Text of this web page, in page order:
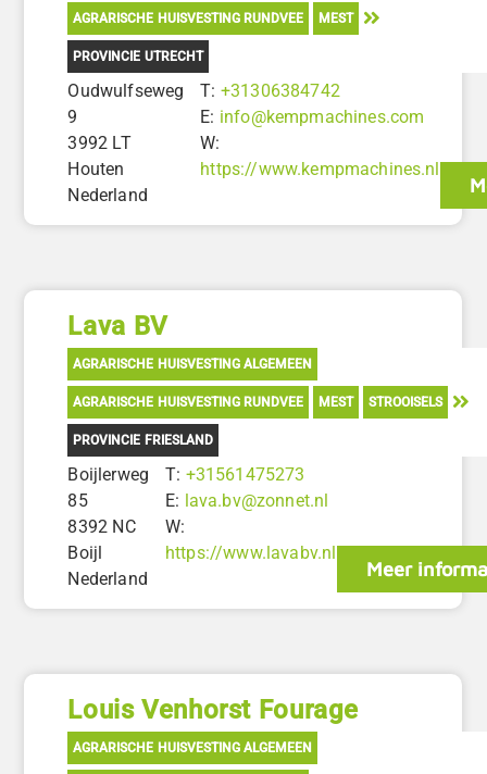
AGRARISCHE HUISVESTING RUNDVEE MEST
PROVINCIE UTRECHT
Oudwulfseweg
9
3992 LT
Houten
Nederland
T: +31306384742
E: info@kempmachines.com
W:
https://www.kempmachines.nl
Lava BV
AGRARISCHE HUISVESTING ALGEMEEN
AGRARISCHE HUISVESTING RUNDVEE MEST STROOISELS
PROVINCIE FRIESLAND
Boijlerweg
85
8392 NC
Boijl
Nederland
T: +31561475273
E: lava.bv@zonnet.nl
W:
https://www.lavabv.nl
Meer
Louis Venhorst Fourage
AGRARISCHE HUISVESTING ALGEMEEN